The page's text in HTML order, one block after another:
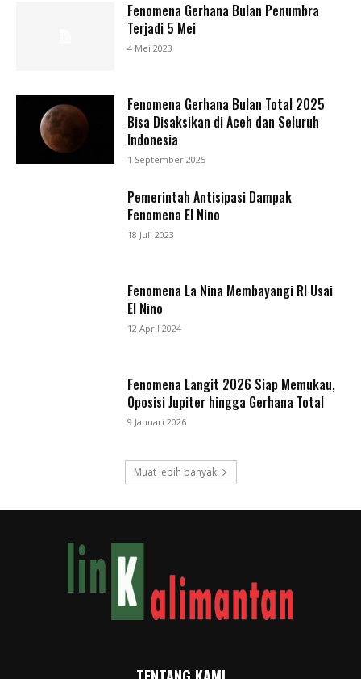
Fenomena Gerhana Bulan Penumbra
Terjadi 5 Mei
4 Mei 2023
Fenomena Gerhana Bulan Total 2025
Bisa Disaksikan di Aceh dan Seluruh
Indonesia
1 September 2025
Pemerintah Antisipasi Dampak
Fenomena El Nino
18 Juli 2023
Fenomena La Nina Membayangi RI Usai
El Nino
12 April 2024
Fenomena Langit 2026 Siap Memukau,
Oposisi Jupiter hingga Gerhana Total
9 Januari 2026
Muat lebih banyak